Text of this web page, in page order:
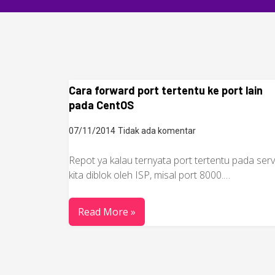
Cara forward port tertentu ke port lain
pada CentOS
07/11/2014 Tidak ada komentar
Repot ya kalau ternyata port tertentu pada
kita diblok oleh ISP, misal port 8000.…
Read More »